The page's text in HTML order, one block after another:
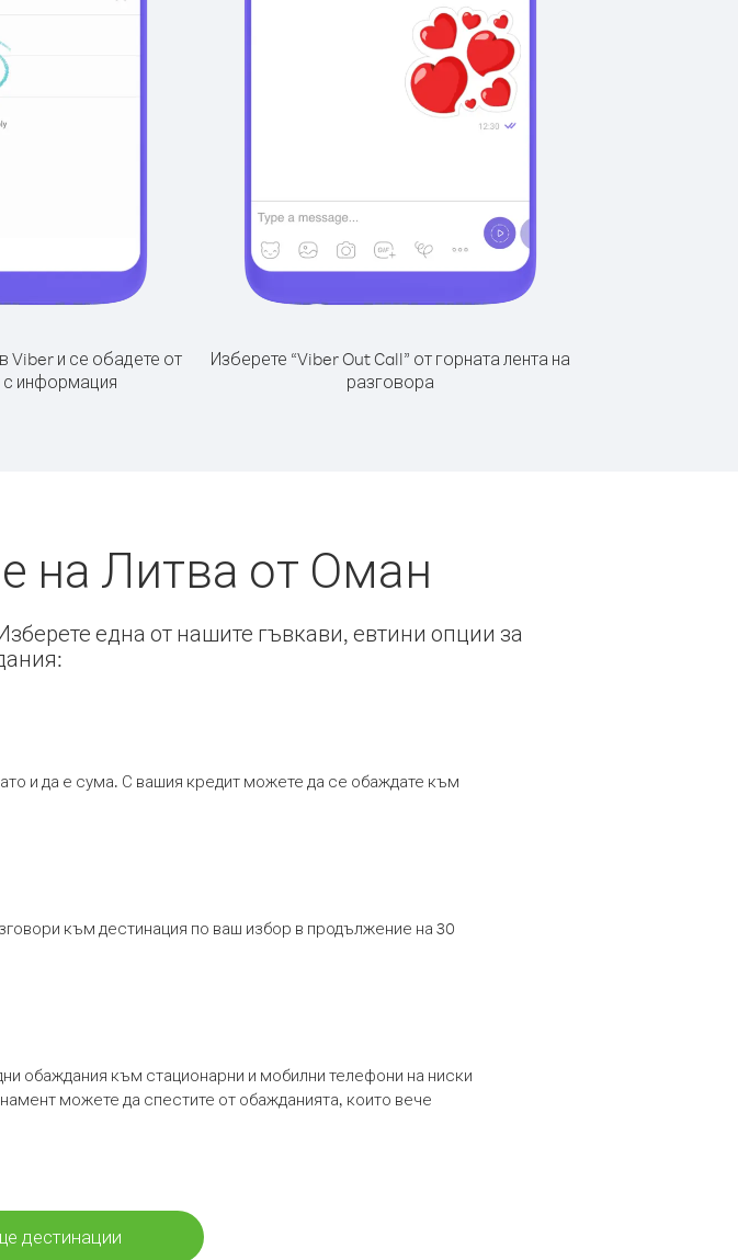
Viber и се обадете от
с информация
Изберете “Viber Out Call” от горната лента на
разговора
на Литва от Оман
една от нашите гъвкави, евтини опции за
и да е сума. С вашия кредит можете да се обаждате към
към дестинация по ваш избор в продължение на 30
обаждания към стационарни и мобилни телефони на ниски
можете да спестите от обажданията, които вече
дестинации